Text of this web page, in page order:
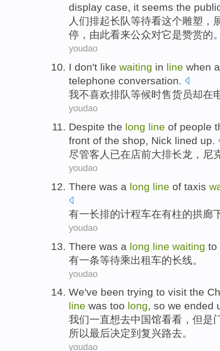
display case, it seems the
人们排起长队等待看这个雕塑 ，
停 ，由此看来公众对它是赞赏的
youdao
I don't like waiting in line when
telephone conversation.
我不喜欢排队等候时售货员却在
youdao
Despite the long line of people
front of the shop, Nick lined up.
尽管客人 已在店前大排长龙， 尼
youdao
There was a long line of taxis
有一长排的计程车在有柱的拱廊
youdao
There was a long line waiting to
有一条等待乘出租车的长线。
youdao
We've been trying to visit the
line was too long, so we ended
我们一直想去中国馆看看， 但是
所以最后决定到复兴路去。
youdao